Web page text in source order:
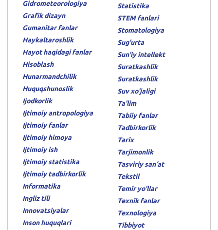
Gidrometeorologiya
Grafik dizayn
Gumanitar fanlar
Haykaltaroshlik
Hayot haqidagi fanlar
Hisoblash
Hunarmandchilik
Huquqshunoslik
Ijodkorlik
Ijtimoiy antropologiya
Ijtimoiy fanlar
Ijtimoiy himoya
Ijtimoiy ish
Ijtimoiy statistika
Ijtimoiy tadbirkorlik
Informatika
Ingliz tili
Innovatsiyalar
Inson huquqlari
Statistika
STEM fanlari
Stomatologiya
Sug'urta
Sun'iy intellekt
Suratkashlik
Suratkashlik
Suv xo'jaligi
Ta'lim
Tabiiy fanlar
Tadbirkorlik
Tarix
Tarjimonlik
Tasviriy sanʼat
Tekstil
Temir yo'llar
Texnik fanlar
Texnologiya
Tibbiyot